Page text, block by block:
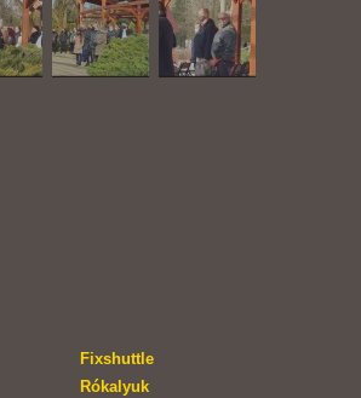
Fixshuttle
Rókalyuk